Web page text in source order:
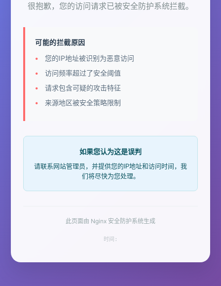
很抱歉，您的访问请求已被安全防护系统拦截。
可能的拦截原因
您的IP地址被识别为恶意访问
访问频率超过了安全阈值
请求包含可疑的攻击特征
来源地区被安全策略限制
如果您认为这是误判
请联系网站管理员，并提供您的IP地址和访问时间，我
们将尽快为您处理。
此页面由 Nginx 安全防护系统生成
时间: